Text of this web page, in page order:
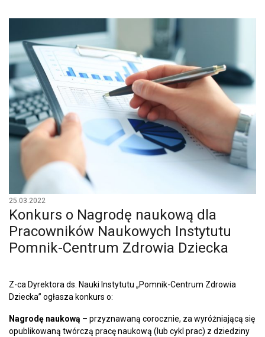
25.03.2022
Konkurs o Nagrodę naukową dla
Pracowników Naukowych Instytutu
Pomnik-Centrum Zdrowia Dziecka
Z-ca Dyrektora ds. Nauki Instytutu „Pomnik-Centrum Zdrowia
Dziecka” ogłasza konkurs o:
Nagrodę naukową – przyznawaną corocznie, za wyróżniającą się
opublikowaną twórczą pracę naukową (lub cykl prac) z dziedziny